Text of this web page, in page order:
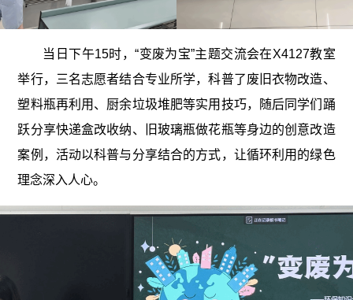
当日下午15时，“变废为宝”主题交流会在X4127教室
举行，三名志愿者结合专业所学，科普了废旧衣物改造、
塑料瓶再利用、厨余垃圾堆肥等实用技巧，随后同学们踊
跃分享快递盒改收纳、旧玻璃瓶做花瓶等身边的创意改造
案例，活动以科普与分享结合的方式，让循环利用的绿色
理念深入人心。